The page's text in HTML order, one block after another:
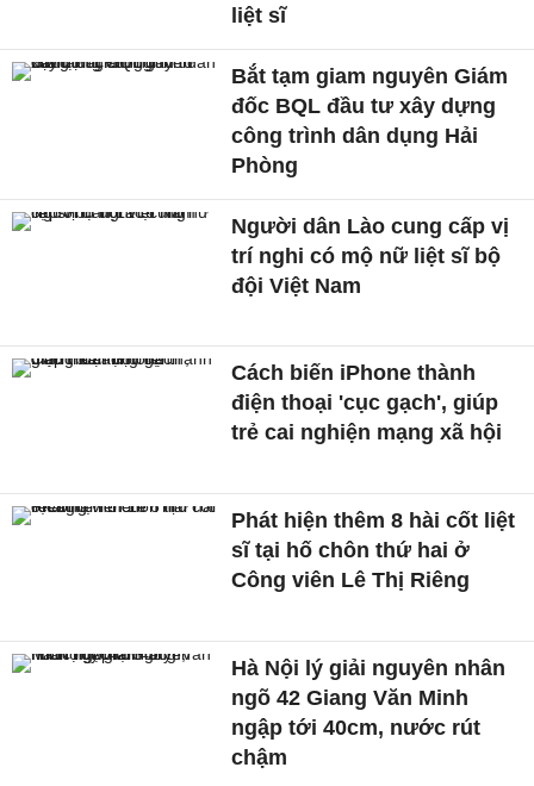
liệt sĩ
Bắt tạm giam nguyên Giám
đốc BQL đầu tư xây dựng
công trình dân dụng Hải
Phòng
Người dân Lào cung cấp vị
trí nghi có mộ nữ liệt sĩ bộ
đội Việt Nam
Cách biến iPhone thành
điện thoại 'cục gạch', giúp
trẻ cai nghiện mạng xã hội
Phát hiện thêm 8 hài cốt liệt
sĩ tại hố chôn thứ hai ở
Công viên Lê Thị Riêng
Hà Nội lý giải nguyên nhân
ngõ 42 Giang Văn Minh
ngập tới 40cm, nước rút
chậm